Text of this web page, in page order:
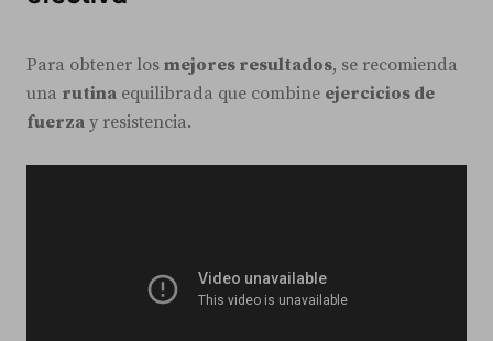
Para obtener los mejores resultados, se recomienda
una rutina equilibrada que combine ejercicios de
fuerza y resistencia.